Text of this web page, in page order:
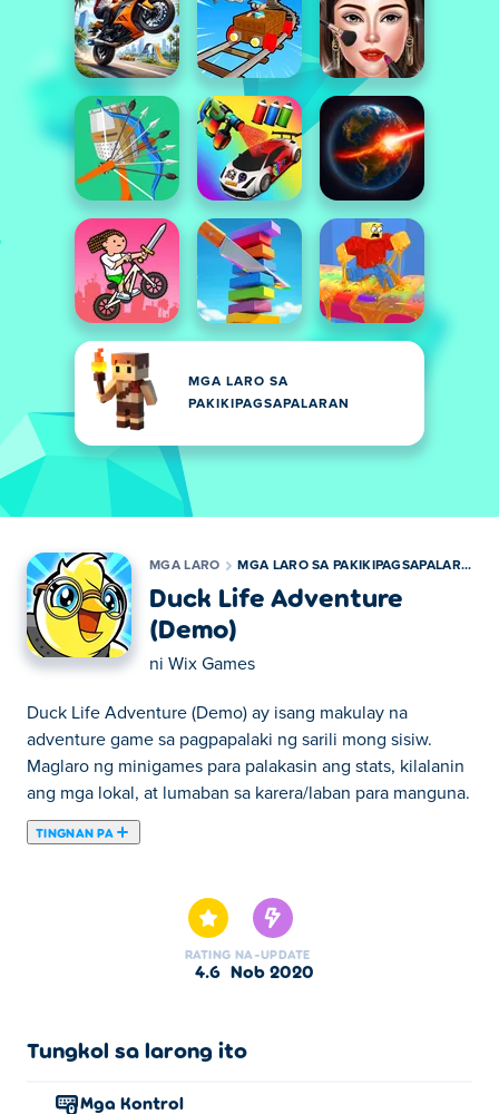
MGA LARO SA
PAKIKIPAGSAPALARAN
MGA LARO MGA LARO SA PAKIKIPAGSAPALARAN
Duck Life Adventure
(Demo)
ni Wix Games
Duck Life Adventure (Demo) ay isang makulay na
adventure game sa pagpapalaki ng sarili mong sisiw.
Maglaro ng minigames para palakasin ang stats, kilalanin
ang mga lokal, at lumaban sa karera/laban para manguna.
TINGNAN PA
napiling Mga Laro sa Pakikipagsapalaran.
RATING
4.6
NA-UPDATE
Nob 2020
Tungkol sa larong ito
Mga Kontrol